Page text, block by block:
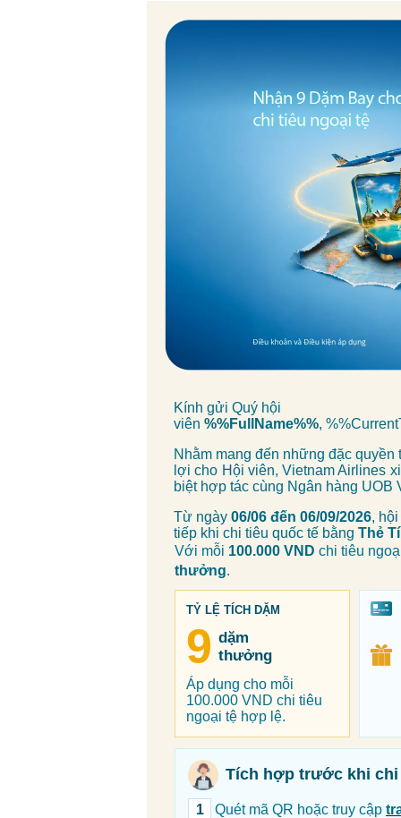
Kính gửi Quý hội
viên %%FullName%%,
Nhằm mang đến những đặc
lợi cho Hội viên, Vietnam Airlines
biệt hợp tác cùng Ngân hàng UOB
Từ ngày06/06 đến 06/09/2026,
tiếp khi chi tiêu quốc tế bằng Thẻ
Với mỗi 100.000 VND chi tiêu
thưởng.
TỶ LỆ TÍCH DẶM
9 dặm
thưởng
Áp dụng cho mỗi
100.000 VND chi tiêu
ngoại tệ hợp lệ.
Tích hợp trước khi
1 Quét mã QR hoặc truy cập